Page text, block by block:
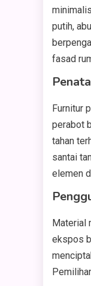
putih,
fasad
Furnitur
perabot
tahan
santai
elemen
Material
ekspos